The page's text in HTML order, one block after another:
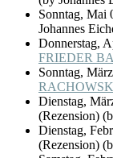
Sonntag, Mai
Johannes
Donnerstag,
FRIEDER
Sonntag,
Dienstag,
(Rezension)
Dienstag,
(Rezension)